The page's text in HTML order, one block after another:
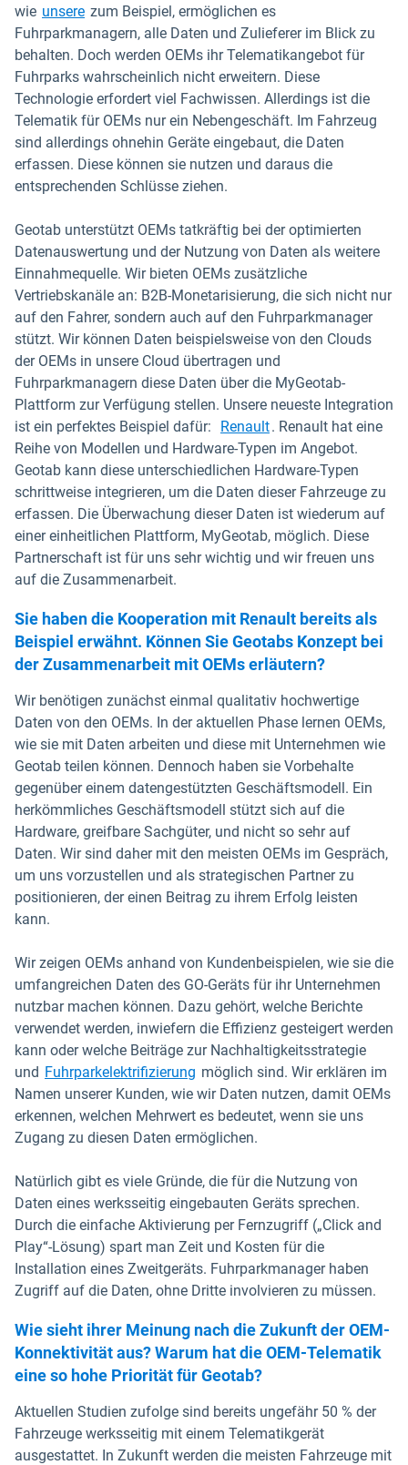
wie unsere zum Beispiel, ermöglichen es
Fuhrparkmanagern, alle Daten und Zulieferer im Blick zu
behalten. Doch werden OEMs ihr Telematikangebot für
Fuhrparks wahrscheinlich nicht erweitern. Diese
Technologie erfordert viel Fachwissen. Allerdings ist die
Telematik für OEMs nur ein Nebengeschäft. Im Fahrzeug
sind allerdings ohnehin Geräte eingebaut, die Daten
erfassen. Diese können sie nutzen und daraus die
entsprechenden Schlüsse ziehen.
Geotab unterstützt OEMs tatkräftig bei der optimierten
Datenauswertung und der Nutzung von Daten als weitere
Einnahmequelle. Wir bieten OEMs zusätzliche
Vertriebskanäle an: B2B-Monetarisierung, die sich nicht nur
auf den Fahrer, sondern auch auf den Fuhrparkmanager
stützt. Wir können Daten beispielsweise von den Clouds
der OEMs in unsere Cloud übertragen und
Fuhrparkmanagern diese Daten über die MyGeotab-
Plattform zur Verfügung stellen. Unsere neueste Integration
ist ein perfektes Beispiel dafür:
Renault. Renault hat eine
Reihe von Modellen und Hardware-Typen im Angebot.
Geotab kann diese unterschiedlichen Hardware-Typen
schrittweise integrieren, um die Daten dieser Fahrzeuge zu
erfassen. Die Überwachung dieser Daten ist wiederum auf
einer einheitlichen Plattform, MyGeotab, möglich. Diese
Partnerschaft ist für uns sehr wichtig und wir freuen uns
auf die Zusammenarbeit.
Sie haben die Kooperation mit Renault bereits als
Beispiel erwähnt. Können Sie Geotabs Konzept bei
der Zusammenarbeit mit OEMs erläutern?
Wir benötigen zunächst einmal qualitativ hochwertige
Daten von den OEMs. In der aktuellen Phase lernen OEMs,
wie sie mit Daten arbeiten und diese mit Unternehmen wie
Geotab teilen können. Dennoch haben sie Vorbehalte
gegenüber einem datengestützten Geschäftsmodell. Ein
herkömmliches Geschäftsmodell stützt sich auf die
Hardware, greifbare Sachgüter, und nicht so sehr auf
Daten. Wir sind daher mit den meisten OEMs im Gespräch,
um uns vorzustellen und als strategischen Partner zu
positionieren, der einen Beitrag zu ihrem Erfolg leisten
kann.
Wir zeigen OEMs anhand von Kundenbeispielen, wie sie die
umfangreichen Daten des GO-Geräts für ihr Unternehmen
nutzbar machen können. Dazu gehört, welche Berichte
verwendet werden, inwiefern die Effizienz gesteigert werden
kann oder welche Beiträge zur Nachhaltigkeitsstrategie
und Fuhrparkelektrifizierung möglich sind. Wir erklären im
Namen unserer Kunden, wie wir Daten nutzen, damit OEMs
erkennen, welchen Mehrwert es bedeutet, wenn sie uns
Zugang zu diesen Daten ermöglichen.
Natürlich gibt es viele Gründe, die für die Nutzung von
Daten eines werksseitig eingebauten Geräts sprechen.
Durch die einfache Aktivierung per Fernzugriff („Click and
Play“-Lösung) spart man Zeit und Kosten für die
Installation eines Zweitgeräts. Fuhrparkmanager haben
Zugriff auf die Daten, ohne Dritte involvieren zu müssen.
Wie sieht ihrer Meinung nach die Zukunft der OEM-
Konnektivität aus? Warum hat die OEM-Telematik
eine so hohe Priorität für Geotab?
Aktuellen Studien zufolge sind bereits ungefähr 50 % der
Fahrzeuge werksseitig mit einem Telematikgerät
ausgestattet. In Zukunft werden die meisten Fahrzeuge mit